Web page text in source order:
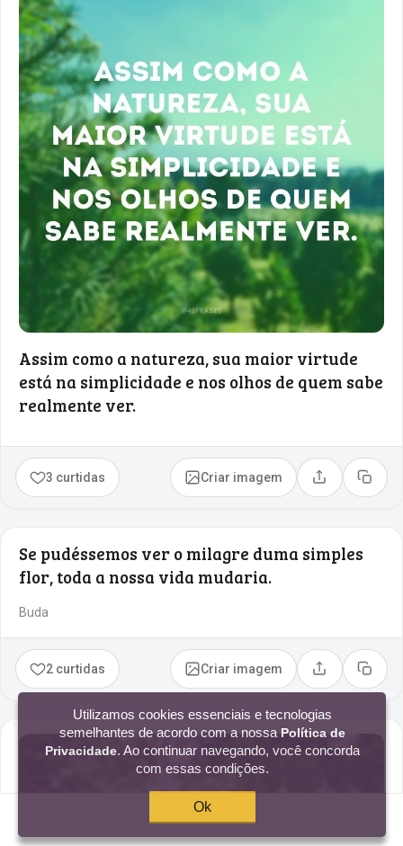
Assim como a natureza, sua maior virtude
está na simplicidade e nos olhos de quem sabe
realmente ver.
3 curtidas Criar imagem Compartilhar
Copiar
Se pudéssemos ver o milagre duma simples
flor, toda a nossa vida mudaria.
Buda
2 curtidas Criar imagem Compartilhar
Copiar
Utilizamos cookies essenciais e tecnologias
semelhantes de acordo com a nossa Política de
Privacidade. Ao continuar navegando, você concorda
com essas condições.
Ok